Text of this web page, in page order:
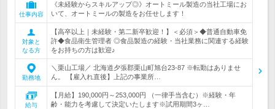
仕事内容
《未経験からスキルアップ◎》オートミール製造の当社工場にお
いて、オートミールの製造をお任せします！
対象と
なる方
【高卒以上｜未経験・第二新卒歓迎！】＜必須＞◆普通自動車免
許◆食品衛生管理者 ◎食品製造の経験・当社業務に関連する経験
をお持ちの方は歓迎♪
勤務地
＼栗山工場／ 北海道夕張郡栗山町旭台23-87 ※転勤はありませ
ん。 【雇入れ直後】上記の事業所…
給与
【月給】190,000円～253,000円 （一律手当含む）※経験・年
齢・能力を考慮して決定いたします※試用期間3ヶ…